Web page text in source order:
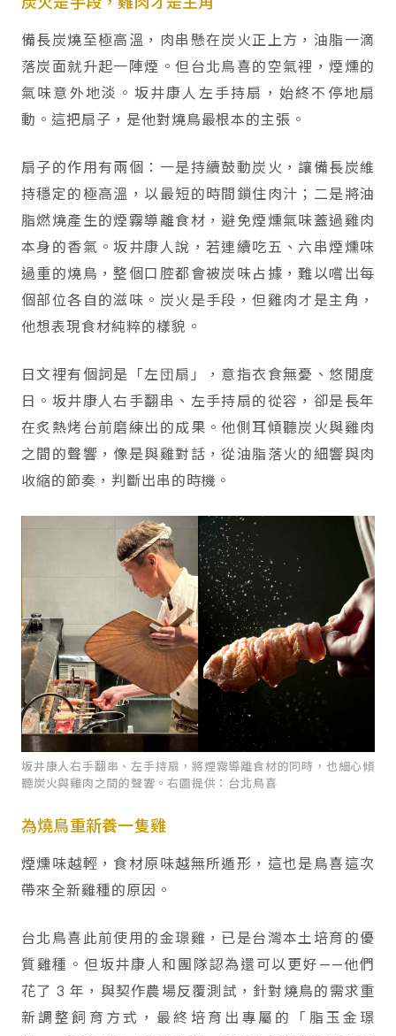
炭火是手段，雞肉才是主角
備長炭燒至極高溫，肉串懸在炭火正上方，油脂一滴
落炭面就升起一陣煙。但台北鳥喜的空氣裡，煙燻的
氣味意外地淡。坂井康人左手持扇，始終不停地扇
動。這把扇子，是他對燒鳥最根本的主張。
扇子的作用有兩個：一是持續鼓動炭火，讓備長炭維
持穩定的極高溫，以最短的時間鎖住肉汁；二是將油
脂燃燒產生的煙霧導離食材，避免煙燻氣味蓋過雞肉
本身的香氣。坂井康人說，若連續吃五、六串煙燻味
過重的燒鳥，整個口腔都會被炭味占據，難以嚐出每
個部位各自的滋味。炭火是手段，但雞肉才是主角，
他想表現食材純粹的樣貌。
日文裡有個詞是「左団扇」，意指衣食無憂、悠閒度
日。坂井康人右手翻串、左手持扇的從容，卻是長年
在炙熱烤台前磨練出的成果。他側耳傾聽炭火與雞肉
之間的聲響，像是與雞對話，從油脂落火的細響與肉
收縮的節奏，判斷出串的時機。
坂井康人右手翻串、左手持扇，將煙霧導離食材的同時，也細心傾
聽炭火與雞肉之間的聲響。右圖提供：台北鳥喜
為燒鳥重新養一隻雞
煙燻味越輕，食材原味越無所遁形，這也是鳥喜這次
帶來全新雞種的原因。
台北鳥喜此前使用的金璟雞，已是台灣本土培育的優
質雞種。但坂井康人和團隊認為還可以更好——他們
花了 3 年，與契作農場反覆測試，針對燒鳥的需求重
新調整飼育方式，最終培育出專屬的「脂玉金璟